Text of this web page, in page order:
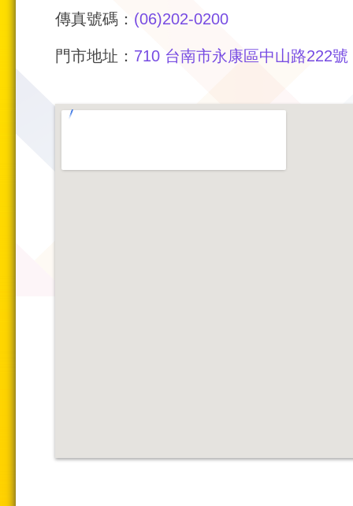
傳真號碼： (06)202-0200
門市地址： 710 台南市永康區中山路222號